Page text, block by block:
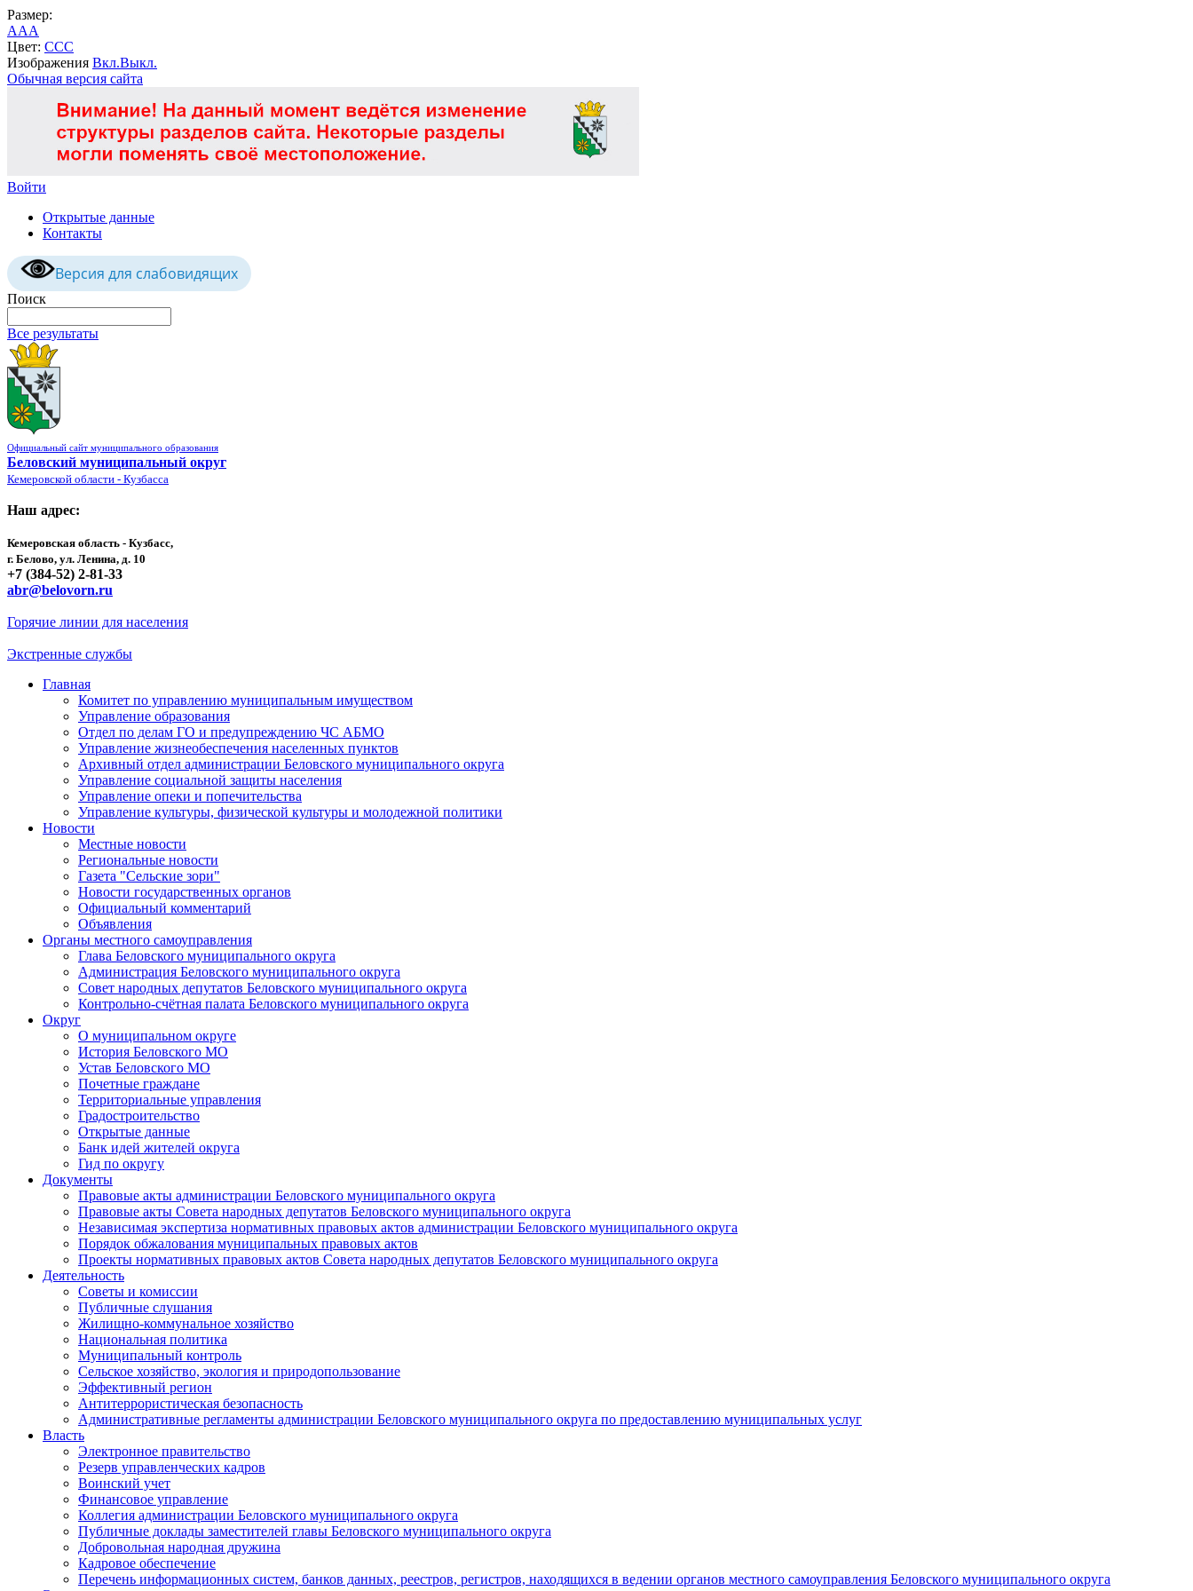
Размер:
AAA
Цвет: CCC
Изображения Вкл.Выкл.
Обычная версия сайта
Войти
Открытые данные
Контакты
Версия для слабовидящих
Поиск
Все результаты
Официальный сайт муниципального образования
Беловский муниципальный округ
Кемеровской области - Кузбасса
Наш адрес:
Кемеровская область - Кузбасс,
г. Белово, ул. Ленина, д. 10
+7 (384-52) 2-81-33
abr@belovorn.ru
Горячие линии для населения
Экстренные службы
Главная
Комитет по управлению муниципальным имуществом
Управление образования
Отдел по делам ГО и предупреждению ЧС АБМО
Управление жизнеобеспечения населенных пунктов
Архивный отдел администрации Беловского муниципального округа
Управление социальной защиты населения
Управление опеки и попечительства
Управление культуры, физической культуры и молодежной политики
Новости
Местные новости
Региональные новости
Газета "Сельские зори"
Новости государственных органов
Официальный комментарий
Объявления
Органы местного самоуправления
Глава Беловского муниципального округа
Администрация Беловского муниципального округа
Совет народных депутатов Беловского муниципального округа
Контрольно-счётная палата Беловского муниципального округа
Округ
О муниципальном округе
История Беловского МО
Устав Беловского МО
Почетные граждане
Территориальные управления
Градостроительство
Открытые данные
Банк идей жителей округа
Гид по округу
Документы
Правовые акты администрации Беловского муниципального округа
Правовые акты Совета народных депутатов Беловского муниципального округа
Независимая экспертиза нормативных правовых актов администрации Беловского муниципального округа
Порядок обжалования муниципальных правовых актов
Проекты нормативных правовых актов Совета народных депутатов Беловского муниципального округа
Деятельность
Советы и комиссии
Публичные слушания
Жилищно-коммунальное хозяйство
Национальная политика
Муниципальный контроль
Сельское хозяйство, экология и природопользование
Эффективный регион
Антитеррористическая безопасность
Административные регламенты администрации Беловского муниципального округа по предоставлению муниципальных услуг
Власть
Электронное правительство
Резерв управленческих кадров
Воинский учет
Финансовое управление
Коллегия администрации Беловского муниципального округа
Публичные доклады заместителей главы Беловского муниципального округа
Добровольная народная дружина
Кадровое обеспечение
Перечень информационных систем, банков данных, реестров, регистров, находящихся в ведении органов местного самоуправления Беловского муниципального округа